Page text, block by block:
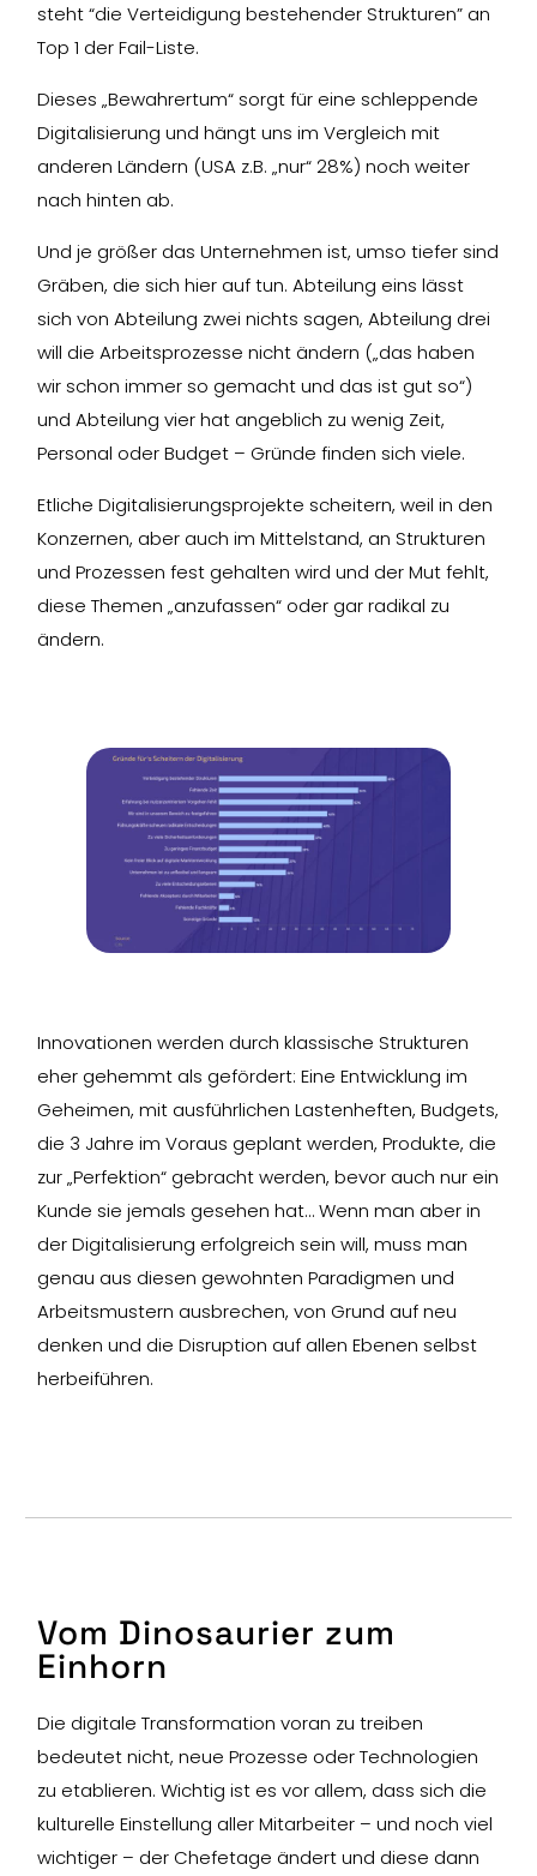
steht “die Verteidigung bestehender Strukturen” an
Top 1 der Fail-Liste.
Dieses „Bewahrertum“ sorgt für eine schleppende
Digitalisierung und hängt uns im Vergleich mit
anderen Ländern (USA z.B. „nur“ 28%) noch weiter
nach hinten ab.
Und je größer das Unternehmen ist, umso tiefer sind
Gräben, die sich hier auf tun. Abteilung eins lässt
sich von Abteilung zwei nichts sagen, Abteilung drei
will die Arbeitsprozesse nicht ändern („das haben
wir schon immer so gemacht und das ist gut so“)
und Abteilung vier hat angeblich zu wenig Zeit,
Personal oder Budget – Gründe finden sich viele.
Etliche Digitalisierungsprojekte scheitern, weil in den
Konzernen, aber auch im Mittelstand, an Strukturen
und Prozessen fest gehalten wird und der Mut fehlt,
diese Themen „anzufassen“ oder gar radikal zu
ändern.
Innovationen werden durch klassische Strukturen
eher gehemmt als gefördert: Eine Entwicklung im
Geheimen, mit ausführlichen Lastenheften, Budgets,
die 3 Jahre im Voraus geplant werden, Produkte, die
zur „Perfektion“ gebracht werden, bevor auch nur ein
Kunde sie jemals gesehen hat… Wenn man aber in
der Digitalisierung erfolgreich sein will, muss man
genau aus diesen gewohnten Paradigmen und
Arbeitsmustern ausbrechen, von Grund auf neu
denken und die Disruption auf allen Ebenen selbst
herbeiführen.
Vom Dinosaurier zum
Einhorn
Die digitale Transformation voran zu treiben
bedeutet nicht, neue Prozesse oder Technologien
zu etablieren. Wichtig ist es vor allem, dass sich die
kulturelle Einstellung aller Mitarbeiter – und noch viel
wichtiger – der Chefetage ändert und diese dann